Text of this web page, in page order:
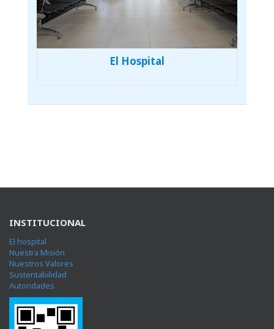
El Hospital
INSTITUCIONAL
El hospital
Nuestra Misión
Nuestros Valores
Sustentabilidad
Autoridades